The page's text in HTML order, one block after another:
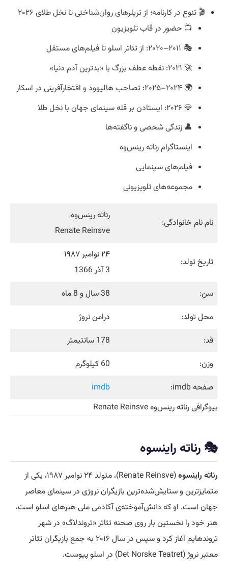
🎬 تنوع در کارنامه؛ از تریلرهای روان‌شناختی تا نخل طلای ۲۰۲۶
📺 حضور در قاب تلویزیون
🎭 ۲۰۱۱–۲۰۲۰: از تئاتر اسلو تا فیلم‌های مستقل
🚀 ۲۰۲۱: نقطه عطف بزرگ با «بدترین آدم دنیا»
🌍 ۲۰۲۴–۲۰۲۵: تصاحب هالیوود و افتخارآفرینی در اسکار
💎 ۲۰۲۶: ایستادن بر قله سینمای جهان با نخل طلا
👤 زندگی شخصی و ناگفته‌ها
اینستاگرام رناته رینس‌وه
فیلم‌های سینمایی
مجموعه‌های تلویزیونی
نام نام خانوادگی:
رناته رینس‌وه
Renate Reinsve
تاریخ تولد:
۲۴ نوامبر ۱۹۸۷
3 آذر 1366
سن:
38 سال و 8 ماه
محل تولد:
درامن نروژ
قد:
178 سانتیمتر
وزن:
60 کیلوگرم
صفحه imdb:
imdb
بیوگرافی رناته رینس‌وه Renate Reinsve
🎭 رناته راینسوه
رناته راینسوه
(Renate Reinsve)، متولد ۲۴ نوامبر ۱۹۸۷، یکی از
متمایزترین و ستایش‌شده‌ترین بازیگران نروژی در سینمای معاصر
جهان است. او که دانش‌آموخته‌ی آکادمی ملی هنرهای اسلو است،
هنر خود را نخستین بار روی صحنه تئاتر «تروندلاگ» در شهر
تروندهایم آغاز کرد و سپس در سال ۲۰۱۶ به جمع بازیگران تئاتر
معتبر نروژ (Det Norske Teatret) در اسلو پیوست.